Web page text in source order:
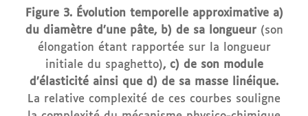
Figure 3. Évolution temporelle approximative a)
du diamètre d’une pâte, b) de sa longueur (son
élongation étant rapportée sur la longueur
initiale du spaghetto), c) de son module
d’élasticité ainsi que d) de sa masse linéique.
La relative complexité de ces courbes souligne